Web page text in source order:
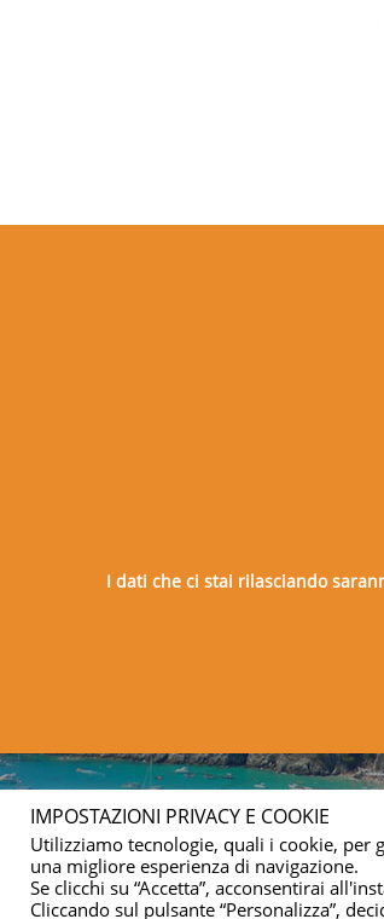
I dati che ci stai rilasciando
IMPOSTAZIONI PRIVACY E COOKIE
Utilizziamo tecnologie, quali i cookie,
una migliore esperienza di navigazione.
Se clicchi su “Accetta”, acconsentirai
Cliccando sul pulsante “Personalizza”,